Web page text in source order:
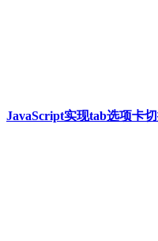
JavaScript实现tab选项卡